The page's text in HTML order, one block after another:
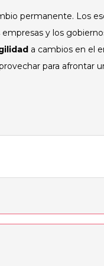
permanente. Los
y los
a cambios en el
para afrontar